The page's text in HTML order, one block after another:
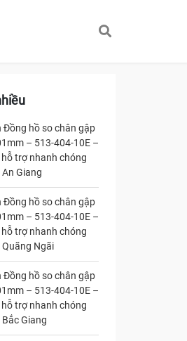
Đồng hồ so chân gập
– 513-404-10E –
trợ nhanh chóng
Giang
Đồng hồ so chân gập
– 513-404-10E –
trợ nhanh chóng
Ngãi
Đồng hồ so chân gập
– 513-404-10E –
trợ nhanh chóng
Giang